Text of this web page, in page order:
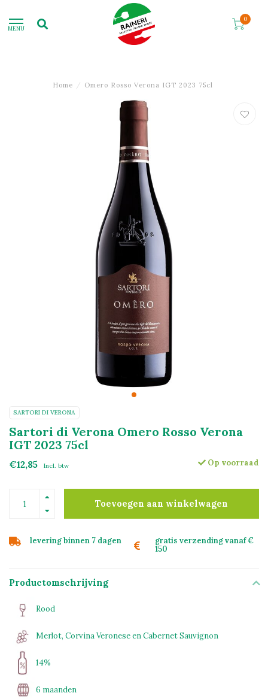
MENU
0
Home / Omero Rosso Verona IGT 2023 75cl
SARTORI DI VERONA
Sartori di Verona Omero Rosso Verona
IGT 2023 75cl
€12,85 Incl. btw Op voorraad
Toevoegen aan winkelwagen
levering binnen 7 dagen
gratis verzending vanaf €
150
Productomschrijving
Rood
Merlot, Corvina Veronese en Cabernet Sauvignon
14%
6 maanden